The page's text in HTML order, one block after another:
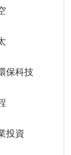
保科技
投資